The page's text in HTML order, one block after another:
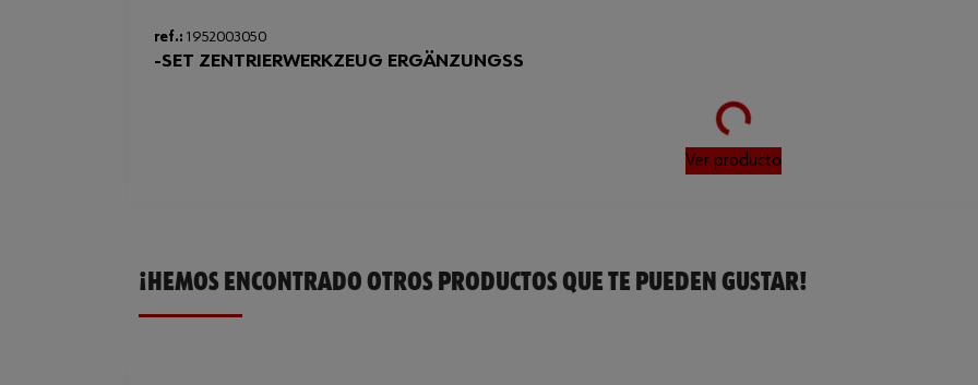
ref.: 1952003050
-SET ZENTRIERWERKZEUG ERGÄNZUNGSS
Loading...
Ver producto
¡HEMOS ENCONTRADO OTROS PRODUCTOS QUE TE PUEDEN GUSTAR!